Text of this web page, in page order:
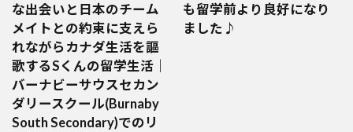
な出会いと日本のチーム
メイトとの約束に支えら
れながらカナダ生活を謳
歌するSくんの留学生活｜
バーナビーサウスセカン
ダリースクール(Burnaby
South Secondary)でのリ
も留学前より良好になり
ました♪